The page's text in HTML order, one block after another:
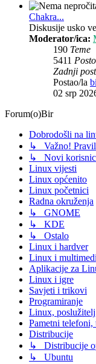
Chakra...
Diskusije usko
Moderator/ica:
190 Teme
5411
Zadnji post
Postao/la
02 srp
Forum(o)Bir
Dobrodošli na
↳ Važno!
↳ Novi
Linux vijesti
Linux općenito
Linux početnici
Radna okruženja
↳ GNOME
↳ KDE
↳ Ostalo
Linux i hardver
Linux i
Aplikacije za
Linux i igre
Savjeti i trikovi
Programiranje
Linux,
Pametni
Distribucije
↳ Distribucije
↳ Ubuntu